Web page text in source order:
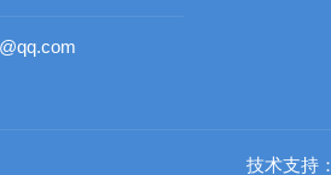
技术支持：